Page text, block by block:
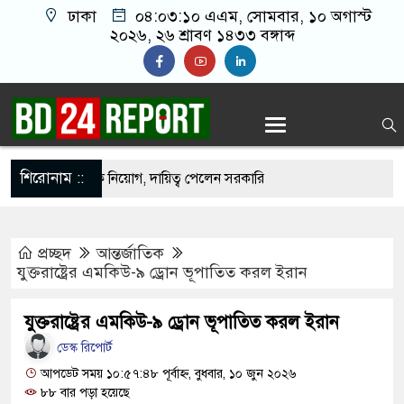
ঢাকা ০৪:০৩:১১ এএম, সোমবার, ১০ অগাস্ট
২০২৬, ২৬ শ্রাবণ ১৪৩৩ বঙ্গাব্দ
শিরোনাম ::
প্রশাসক নিয়োগ, দায়িত্ব পেলেন সরকারি
লরি চাপা দিলো কয়েকটি গাড়িকে, নিহত ২
রাষ্ট্রক্ষমতা দখলে ব্যাকুল: মুক্তিযুদ্ধ মন্ত্রী
প্রচ্ছদ
আন্তর্জাতিক
যুক্তরাষ্ট্রের এমকিউ-৯ ড্রোন ভূপাতিত করল ইরান
যুক্তরাষ্ট্রের এমকিউ-৯ ড্রোন ভূপাতিত করল ইরান
ডেস্ক রিপোর্ট
আপডেট সময় ১০:৫৭:৪৮ পূর্বাহ্ন, বুধবার, ১০ জুন ২০২৬
৮৮ বার পড়া হয়েছে